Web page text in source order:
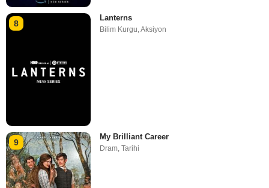
8
Lanterns
Bilim Kurgu ,Aksiyon
9
My Brilliant Career
Dram,Tarihi